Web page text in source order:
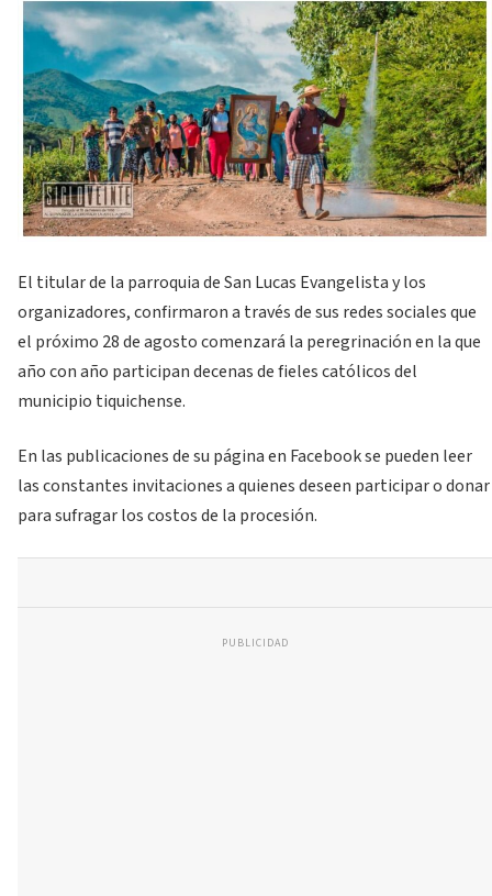
El titular de la parroquia de San Lucas Evangelista y los
organizadores, confirmaron a través de sus redes sociales que
el próximo 28 de agosto comenzará la peregrinación en la que
año con año participan decenas de fieles católicos del
municipio tiquichense.
En las publicaciones de su página en Facebook se pueden leer
las constantes invitaciones a quienes deseen participar o donar
para sufragar los costos de la procesión.
PUBLICIDAD